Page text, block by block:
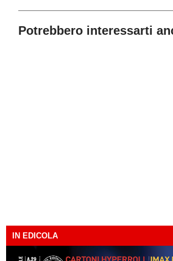
Potrebbero interessarti
IN EDICOLA